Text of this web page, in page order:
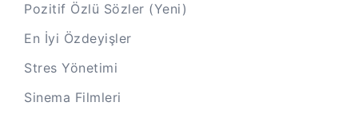
Pozitif Özlü Sözler (Yeni)
En İyi Özdeyişler
Stres Yönetimi
Sinema Filmleri